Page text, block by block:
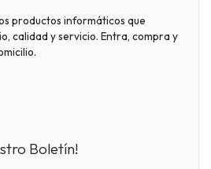
productos informáticos que
calidad y servicio. Entra, compra y
Boletín!